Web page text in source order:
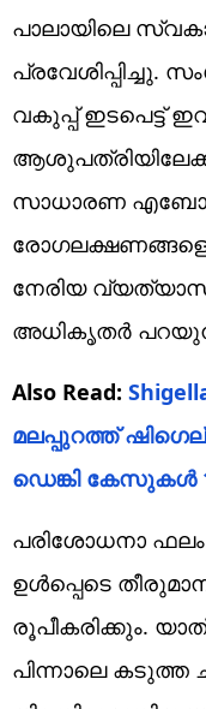
പാലായിലെ
വകുപ്പ് ഇടപെട്ട്
സാധാരണ എബോള
നേരിയ
അധികൃതർ
Also Read:
മലപ്പുറത്ത്
ഡെങ്കി കേസുകൾ
പരിശോധനാ
ഉൾപ്പെടെ
രൂപീകരിക്കും.
പിന്നാലെ